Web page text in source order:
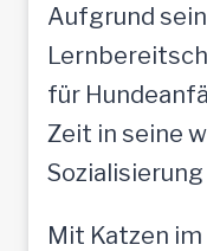
Aufgrund
für
Zeit in seine
Mit Katzen